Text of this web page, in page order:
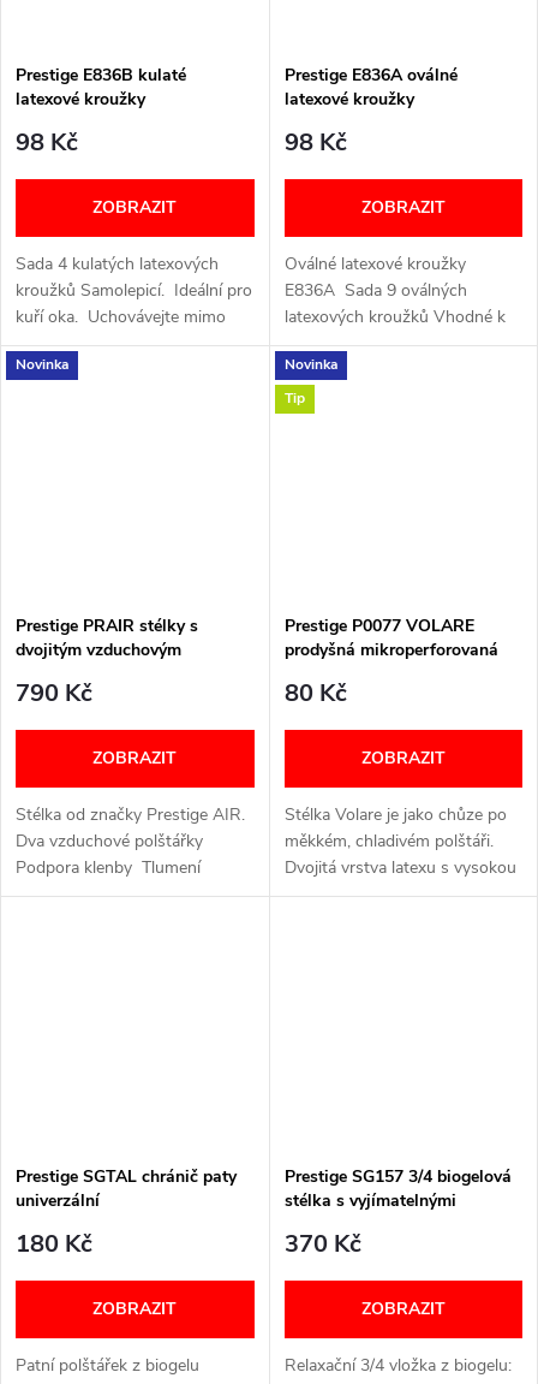
Prestige E836B kulaté
latexové kroužky
98 Kč
ZOBRAZIT
Sada 4 kulatých latexových
kroužků Samolepicí. Ideální pro
kuří oka. Uchovávejte mimo
dosah dětí. Pouze pro vnější
použití. Nepoužívejte znovu.
Prestige E836A oválné
latexové kroužky
98 Kč
ZOBRAZIT
Oválné latexové kroužky
E836A Sada 9 oválných
latexových kroužků Vhodné k
ochraně mozolů nebo
bolestivých míst. Samolepicí.
Univerzální velikost.
Novinka
Prestige PRAIR stélky s
dvojitým vzduchovým
790 Kč
ZOBRAZIT
Stélka od značky Prestige AIR.
Dva vzduchové polštářky
Podpora klenby Tlumení
nárazů Vhodná pro aktivní
Novinka
Tip
Prestige P0077 VOLARE
prodyšná mikroperforovaná
80 Kč
ZOBRAZIT
Stélka Volare je jako chůze po
měkkém, chladivém polštáři.
Dvojitá vrstva latexu s vysokou
hustotou. Speciální perforace
Prestige SGTAL chránič paty
univerzální
180 Kč
ZOBRAZIT
Patní polštářek z biogelu
Prestige SG157 3/4 biogelová
stélka s vyjímatelnými
370 Kč
ZOBRAZIT
Relaxační 3/4 vložka z biogelu: